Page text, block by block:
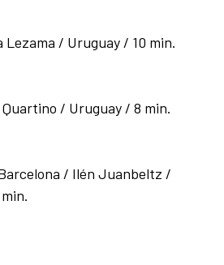
Lezama / Uruguay / 10 min.
/ Uruguay / 8 min.
/ Ilén Juanbeltz /